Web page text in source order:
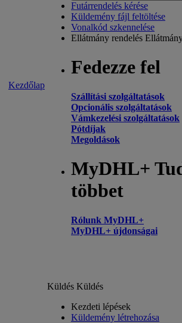
Kezdőlap
Futárrendelés kérése
Küldemény fájl feltöltése
Vonalkód szkennelése
Ellátmány rendelés
Fedezze fel
Szállítási szolgáltatások
Opcionális szolgáltatások
Vámkezelési szolgáltatások
Pótdíjak
Megoldások
MyDHL+
többet
Rólunk MyDHL+
MyDHL+ újdonságai
Küldés Küldés
Kezdeti lépések
Küldemény létrehozása